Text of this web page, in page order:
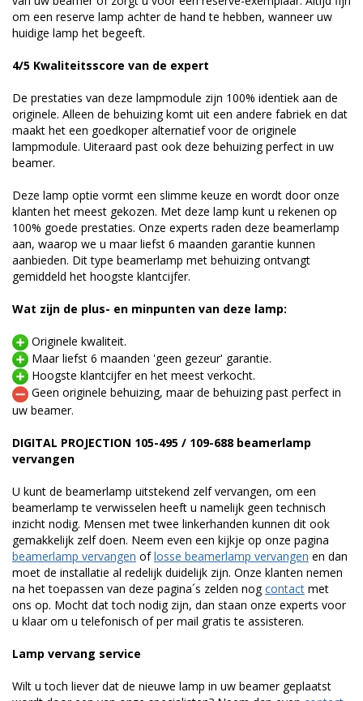
om een reserve lamp achter de hand te hebben, wanneer uw
huidige lamp het begeeft.
4/5 Kwaliteitsscore van de expert
De prestaties van deze lampmodule zijn 100% identiek aan de
originele. Alleen de behuizing komt uit een andere fabriek en dat
maakt het een goedkoper alternatief voor de originele
lampmodule. Uiteraard past ook deze behuizing perfect in uw
beamer.
Deze lamp optie vormt een slimme keuze en wordt door onze
klanten het meest gekozen. Met deze lamp kunt u rekenen op
100% goede prestaties. Onze experts raden deze beamerlamp
aan, waarop we u maar liefst 6 maanden garantie kunnen
aanbieden. Dit type beamerlamp met behuizing ontvangt
gemiddeld het hoogste klantcijfer.
Wat zijn de plus- en minpunten van deze lamp:
Originele kwaliteit.
Maar liefst 6 maanden 'geen gezeur' garantie.
Hoogste klantcijfer en het meest verkocht.
Geen originele behuizing, maar de behuizing past perfect in
uw beamer.
DIGITAL PROJECTION 105-495 / 109-688 beamerlamp
vervangen
U kunt de beamerlamp uitstekend zelf vervangen, om een
beamerlamp te verwisselen heeft u namelijk geen technisch
inzicht nodig. Mensen met twee linkerhanden kunnen dit ook
gemakkelijk zelf doen. Neem even een kijkje op onze pagina
beamerlamp vervangen oflosse beamerlamp vervangen en dan
moet de installatie al redelijk duidelijk zijn. Onze klanten nemen
na het toepassen van deze pagina´s zelden nogcontact met
ons op. Mocht dat toch nodig zijn, dan staan onze experts voor
u klaar om u telefonisch of per mail gratis te assisteren.
Lamp vervang service
Wilt u toch liever dat de nieuwe lamp in uw beamer geplaatst